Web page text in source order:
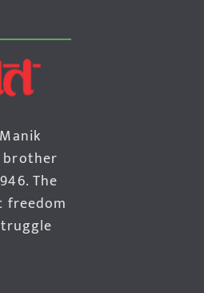
brother
The
freedom